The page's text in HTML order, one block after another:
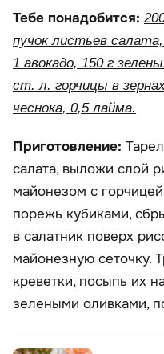
Тебе понадобится:
пучок листьев
1 авокадо, 150 г
ст. л. горчицы в
чеснока, 0,5 лайма.
Приготовление:
салата, выложи слой
майонезом с
порежь кубиками,
в салатник поверх
майонезную сеточку.
креветки, посыпь их
зелеными оливками,